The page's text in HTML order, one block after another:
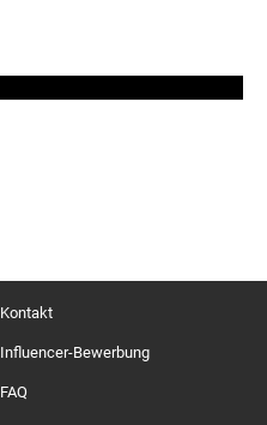
Kontakt
Influencer-Bewerbung
FAQ